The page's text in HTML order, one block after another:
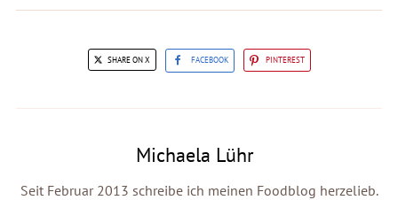
SHARE ON X FACEBOOK PINTEREST
Michaela Lühr
Seit Februar 2013 schreibe ich meinen Foodblog herzelieb.